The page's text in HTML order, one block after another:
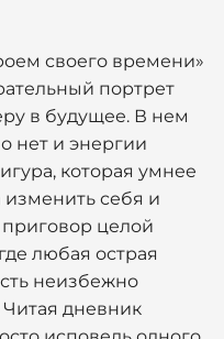
своего времени»
портрет
в будущее. В нем
нет и энергии
которая умнее
себя и
целой
любая острая
неизбежно
Читая дневник